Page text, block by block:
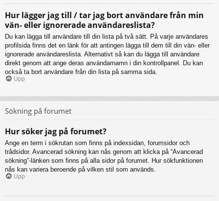
Hur lägger jag till / tar jag bort användare från min
vän- eller ignorerade användareslista?
Du kan lägga till användare till din lista på två sätt. På varje användares
profilsida finns det en länk för att antingen lägga till dem till din vän- eller
ignorerade användareslista. Alternativt så kan du lägga till användare
direkt genom att ange deras användarnamn i din kontrollpanel. Du kan
också ta bort användare från din lista på samma sida.
Upp
Sökning på forumet
Hur söker jag på forumet?
Ange en term i sökrutan som finns på indexsidan, forumsidor och
trådsidor. Avancerad sökning kan nås genom att klicka på “Avancerad
sökning”-länken som finns på alla sidor på forumet. Hur sökfunktionen
nås kan variera beroende på vilken stil som används.
Upp